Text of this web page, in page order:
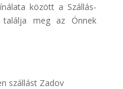
között a Szállás-
találja meg az Önnek
szállást Zadov